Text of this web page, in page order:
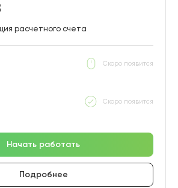
расчетного счета
Скоро появится
Скоро появится
Начать работать
Подробнее